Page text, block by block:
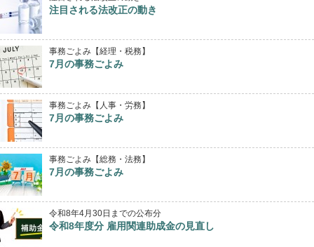
注目される法改正の動き
事務ごよみ【経理・税務】
7月の事務ごよみ
事務ごよみ【人事・労務】
7月の事務ごよみ
事務ごよみ【総務・法務】
7月の事務ごよみ
令和8年4月30日までの公布分
令和8年度分 雇用関連助成金の見直し